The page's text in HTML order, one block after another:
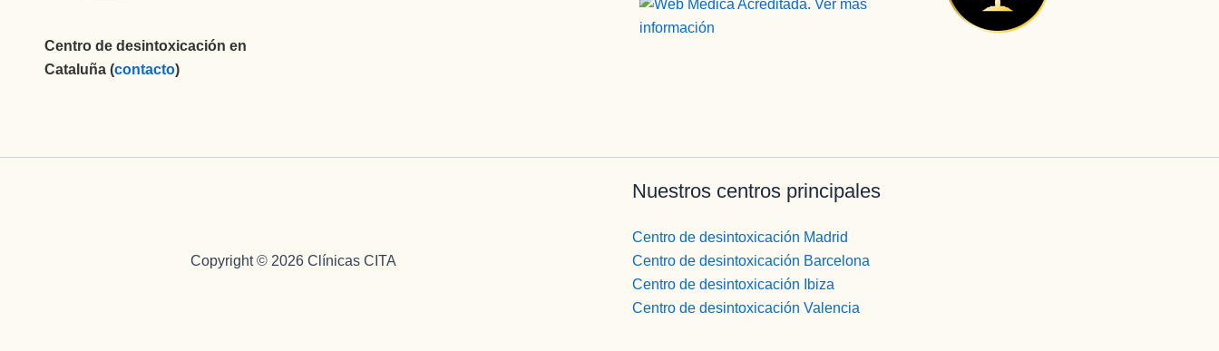
Centro de desintoxicación en
Cataluña (contacto)
Copyright © 2026 Clínicas CITA
Nuestros centros principales
Centro de desintoxicación Madrid
Centro de desintoxicación Barcelona
Centro de desintoxicación Ibiza
Centro de desintoxicación Valencia